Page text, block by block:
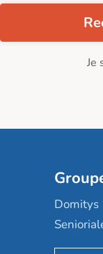
Je
Domitys
Nohée